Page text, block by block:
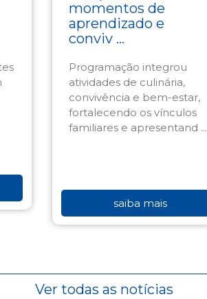
momentos de
aprendizado e
conviv ...
Programação integrou
atividades de culinária,
convivência e bem-estar,
fortalecendo os vínculos
familiares e apresentand ...
saiba mais
Ver todas as notícias